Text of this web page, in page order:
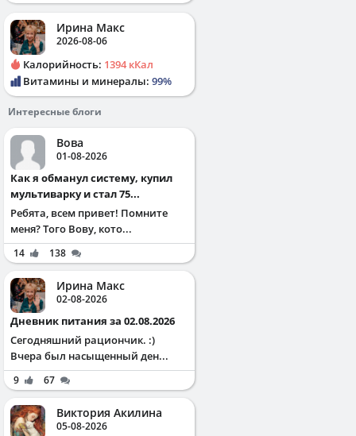
Ирина Макс
2026-08-06
Калорийность: 1394 кКал
Витамины и минералы: 99%
Интересные блоги
Вова
01-08-2026
Как я обманул систему, купил
мультиварку и стал 75...
Ребята, всем привет! Помните
меня? Того Вову, кото...
14 138
Ирина Макс
02-08-2026
Дневник питания за 02.08.2026
Сегодняшний рациончик. :)
Вчера был насыщенный ден...
9 67
Виктория Акилина
05-08-2026